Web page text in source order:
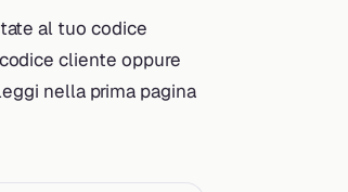
al tuo codice
cliente oppure
nella prima pagina